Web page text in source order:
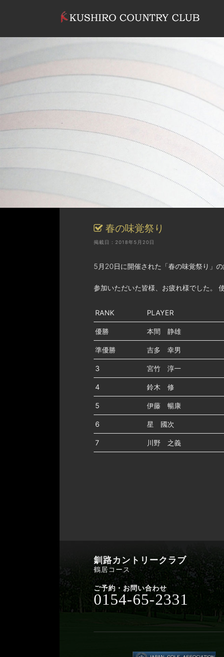
春の味覚祭り
掲載日：2018年5月20日
5月20日に開催された「春の味覚祭り」の
参加いただいた皆様、お疲れ様でした
RANK PLAYER
優勝 本間 静雄
準優勝 吉多 幸男
3 宮竹 淳一
4 鈴木 修
5 伊藤 暢康
6 星 國次
7 川野 之義
釧路カントリークラブ
鶴居コース
ご予約・お問い合わせ
0154-65-2331